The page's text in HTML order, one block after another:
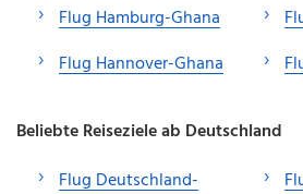
Flug Hamburg-Ghana
Flug Hannover-Ghana
Beliebte Reiseziele ab Deutschland
Flug Deutschland-